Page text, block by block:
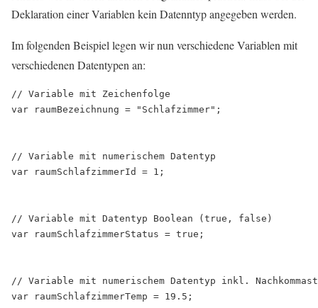
Deklaration einer Variablen kein Datenntyp angegeben werden.
Im folgenden Beispiel legen wir nun verschiedene Variablen mit
verschiedenen Datentypen an:
// Variable mit Zeichenfolge
var raumBezeichnung = "Schlafzimmer";
// Variable mit numerischem Datentyp
var raumSchlafzimmerId = 1;
// Variable mit Datentyp Boolean (true, false)
var raumSchlafzimmerStatus = true;
// Variable mit numerischem Datentyp inkl.